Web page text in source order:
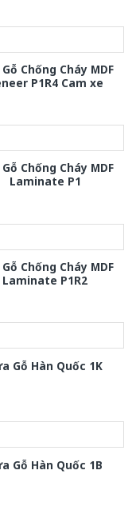
Chống Cháy MDF
P1R4 Cam xe
Chống Cháy MDF
Laminate P1
Chống Cháy MDF
Laminate P1R2
Gỗ Hàn Quốc 1K
Gỗ Hàn Quốc 1B